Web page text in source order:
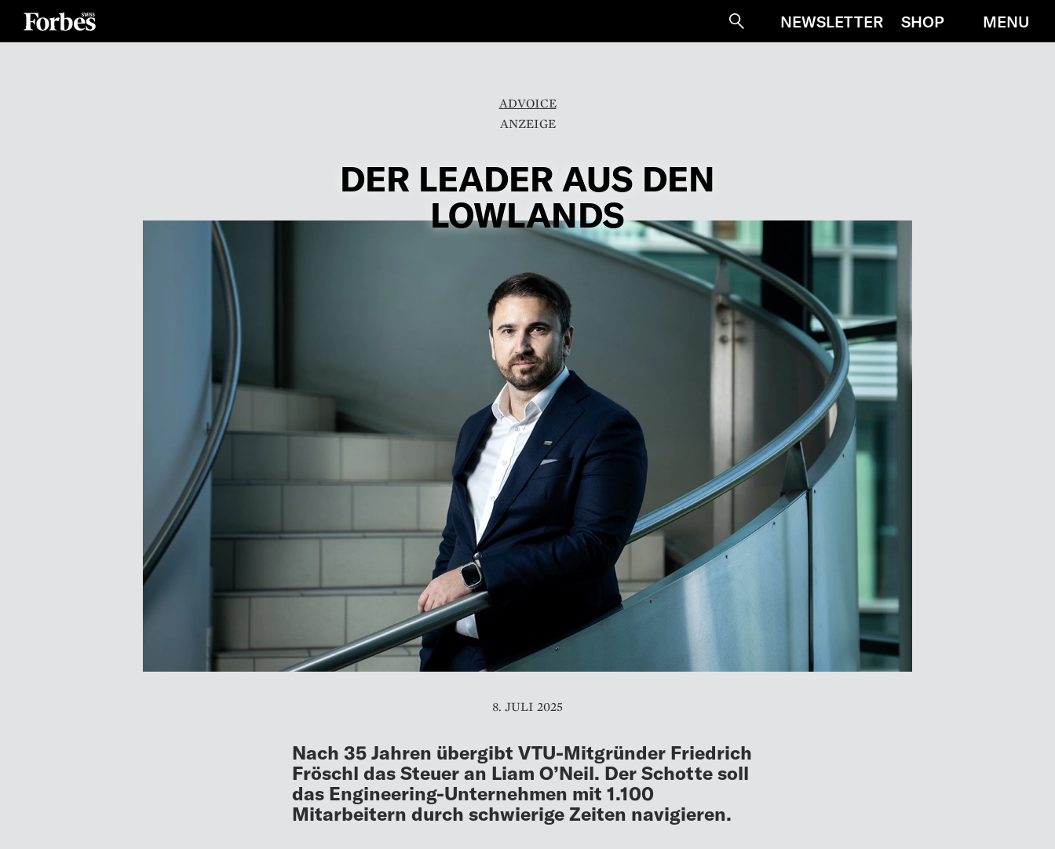
SucheNEWSLETTER SHOP MENU
ADVOICE
DER LEADER AUS DEN
LOWLANDS
8. JULI 2025
Nach 35 Jahren übergibt VTU-Mitgründer Friedrich
Fröschl das Steuer an Liam O’Neil. Der Schotte soll
das Engineering-Unternehmen mit 1.100
Mitarbeitern durch schwierige Zeiten navigieren.